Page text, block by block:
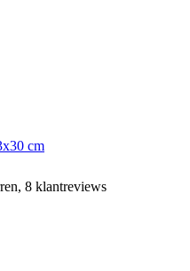
cm
8 klantreviews